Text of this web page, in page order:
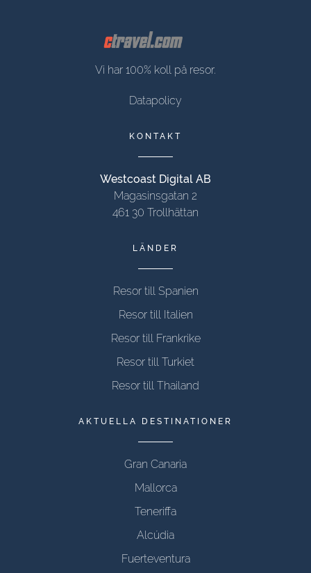
Vi har 100% koll på resor.
Datapolicy
KONTAKT
Westcoast Digital AB
Magasinsgatan 2
461 30 Trollhättan
LÄNDER
Resor till Spanien
Resor till Italien
Resor till Frankrike
Resor till Turkiet
Resor till Thailand
AKTUELLA DESTINATIONER
Gran Canaria
Mallorca
Teneriffa
Alcúdia
Fuerteventura